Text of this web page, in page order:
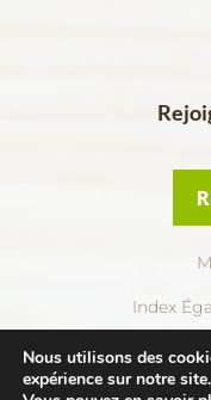
Index
Nous utilisons des
expérience sur notre site.